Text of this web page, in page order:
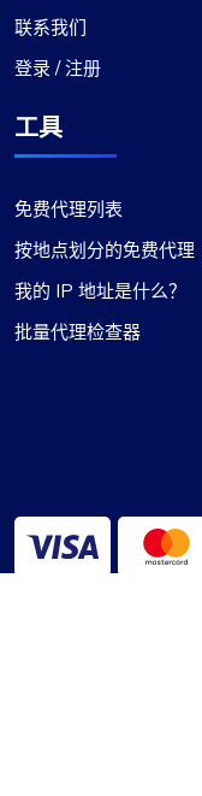
联系我们
登录 / 注册
工具
免费代理列表
按地点划分的免费代理
我的 IP 地址是什么？
批量代理检查器